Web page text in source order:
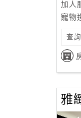
加人
寵物
查
雅